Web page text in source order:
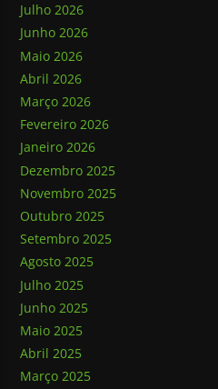
Julho 2026
Junho 2026
Maio 2026
Abril 2026
Março 2026
Fevereiro 2026
Janeiro 2026
Dezembro 2025
Novembro 2025
Outubro 2025
Setembro 2025
Agosto 2025
Julho 2025
Junho 2025
Maio 2025
Abril 2025
Março 2025